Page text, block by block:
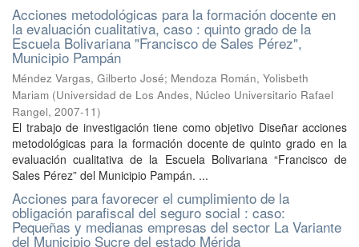
Acciones metodológicas para la formación docente en
la evaluación cualitativa, caso : quinto grado de la
Escuela Bolivariana "Francisco de Sales Pérez",
Municipio Pampán
Méndez Vargas, Gilberto José; Mendoza Román, Yolisbeth
Mariam (Universidad de Los Andes, Núcleo Universitario Rafael
Rangel, 2007-11)
El trabajo de investigación tiene como objetivo Diseñar acciones
metodológicas para la formación docente de quinto grado en la
evaluación cualitativa de la Escuela Bolivariana “Francisco de
Sales Pérez” del Municipio Pampán. ...
Acciones para favorecer el cumplimiento de la
obligación parafiscal del seguro social : caso:
Pequeñas y medianas empresas del sector La Variante
del Municipio Sucre del estado Mérida